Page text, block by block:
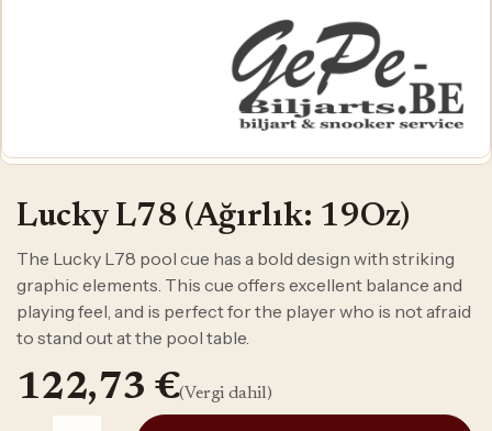
Lucky L78 (Ağırlık: 19Oz)
The Lucky L78 pool cue has a bold design with striking
graphic elements. This cue offers excellent balance and
playing feel, and is perfect for the player who is not afraid
to stand out at the pool table.
122,73 €(Vergi dahil)